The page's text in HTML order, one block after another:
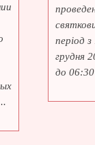
період
грудня
до